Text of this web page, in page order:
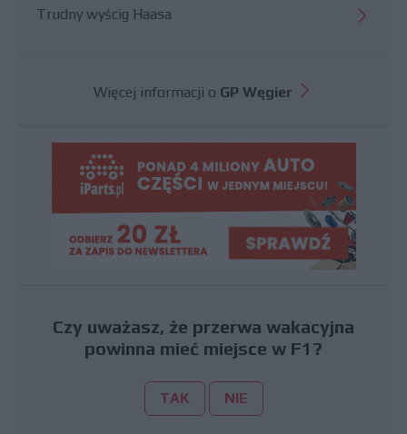
Trudny wyścig Haasa
Więcej informacji o GP Węgier
Czy uważasz, że przerwa wakacyjna
powinna mieć miejsce w F1?
TAK NIE